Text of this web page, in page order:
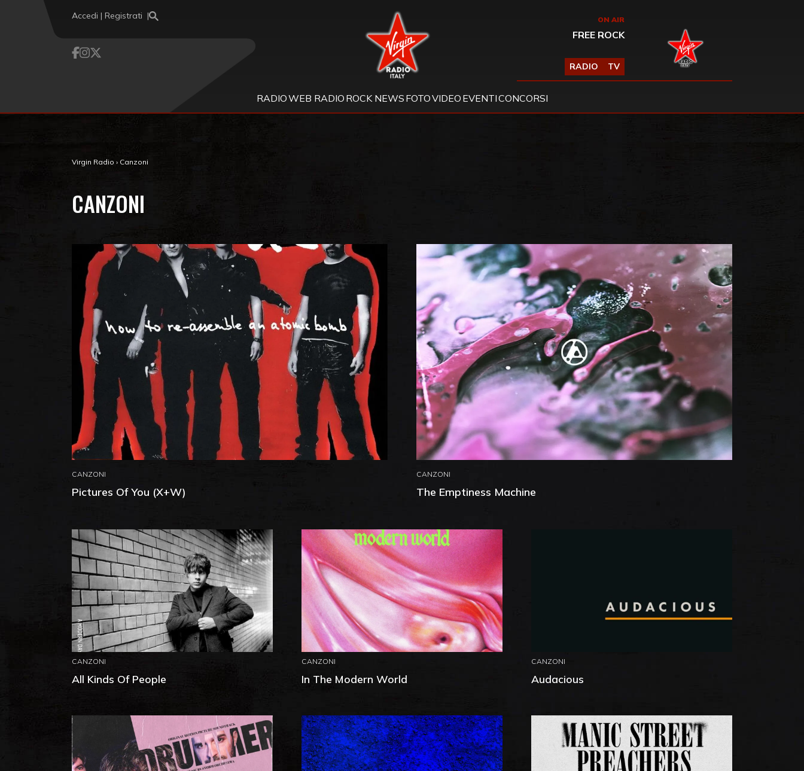
Accedi | Registrati Virgin Radio ON AIR
FREE ROCK
RADIO TV
RADIOWEB RADIO ROCK NEWS FOTOVIDEO EVENTICONCORSI
Virgin Radio › Canzoni
CANZONI
CANZONI
Pictures Of You (X+W)
CANZONI
The Emptiness Machine
CANZONI
All Kinds Of People
CANZONI
In The Modern World
CANZONI
Audacious